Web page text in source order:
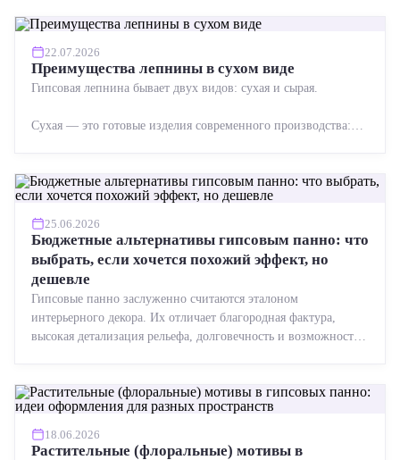
22.07.2026
Преимущества лепнины в сухом виде
Гипсовая лепнина бывает двух видов: сухая и сырая.
Сухая — это готовые изделия современного производства:
25.06.2026
Бюджетные альтернативы гипсовым панно: что
выбрать, если хочется похожий эффект, но
дешевле
Гипсовые панно заслуженно считаются эталоном
интерьерного декора. Их отличает благородная фактура,
высокая детализация рельефа, долговечность и возможность
18.06.2026
Растительные (флоральные) мотивы в